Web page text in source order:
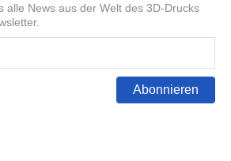
alle News aus der Welt des 3D-Drucks
Abonnieren